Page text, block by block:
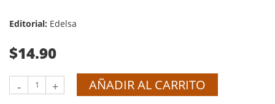
Editorial: Edelsa
$14.90
- + AÑADIR AL CARRITO